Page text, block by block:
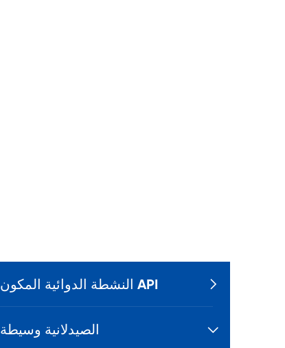
النشطة الدوائية المكون API 
الصيدلانية وسيطة 